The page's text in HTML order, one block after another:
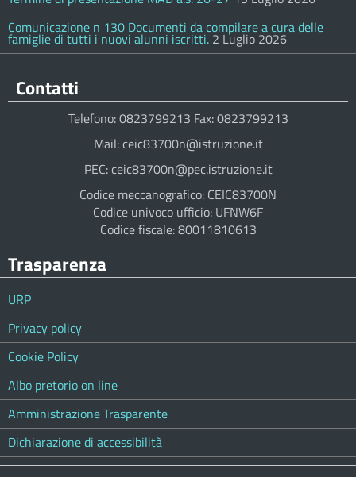
Comunicazione n 130 Documenti da compilare a cura delle
famiglie di tutti i nuovi alunni iscritti. 2 Luglio 2026
Contatti
Telefono: 0823799213 Fax: 0823799213
Mail: ceic83700n@istruzione.it
PEC: ceic83700n@pec.istruzione.it
Codice meccanografico: CEIC83700N
Codice univoco ufficio: UFNW6F
Codice fiscale: 80011810613
Trasparenza
URP
Privacy policy
Cookie Policy
Albo pretorio on line
Amministrazione Trasparente
Dichiarazione di accessibilità